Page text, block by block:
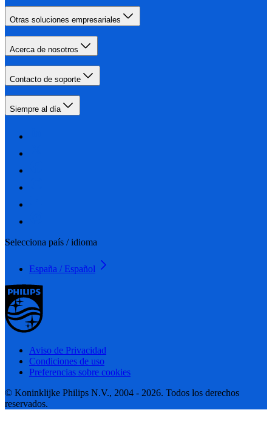
Otras soluciones empresariales
Acerca de nosotros
Contacto de soporte
Siempre al día
Selecciona país / idioma
España / Español
Aviso de Privacidad
Condiciones de uso
Preferencias sobre cookies
© Koninklijke Philips N.V., 2004 - 2026. Todos los derechos
reservados.